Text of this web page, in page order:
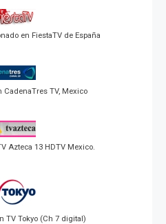
en FiestaTV de España
TV, Mexico
Azteca 13 HDTV Mexico.
TV Tokyo (Ch 7 digital)